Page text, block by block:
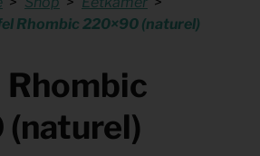
Rhombic 220×90 (naturel)